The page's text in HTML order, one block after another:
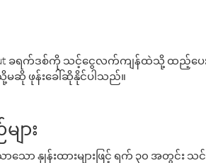
ခရက်ဒစ်ကို သင့်ငွေလက်ကျန်ထဲသို့ ထည့်ပေ
မဆို ဖုန်းခေါ်ဆိုနိုင်ပါသည်။
ား
ော နှုန်းထားများဖြင့် ရက် ၃၀ အတွင်း